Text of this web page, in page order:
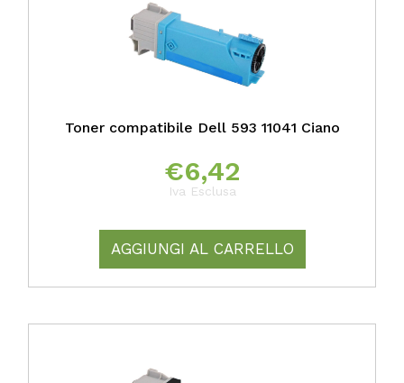
Toner compatibile Dell 593 11041 Ciano
€6,42
Iva Esclusa
AGGIUNGI AL CARRELLO